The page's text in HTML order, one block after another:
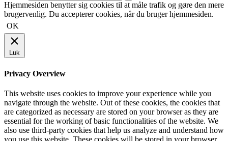
Hjemmesiden benytter sig cookies til at måle trafik og gøre den mere
brugervenlig. Du accepterer cookies, når du bruger hjemmesiden.
OK
Luk
Privacy Overview
This website uses cookies to improve your experience while you
navigate through the website. Out of these cookies, the cookies that
are categorized as necessary are stored on your browser as they are
essential for the working of basic functionalities of the website. We
also use third-party cookies that help us analyze and understand how
you use this website. These cookies will be stored in your browser